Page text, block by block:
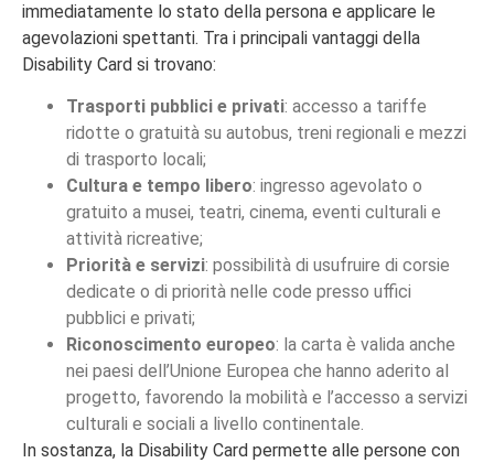
immediatamente lo stato della persona e applicare le
agevolazioni spettanti. Tra i principali vantaggi della
Disability Card si trovano:
Trasporti pubblici e privati: accesso a tariffe
ridotte o gratuità su autobus, treni regionali e mezzi
di trasporto locali;
Cultura e tempo libero: ingresso agevolato o
gratuito a musei, teatri, cinema, eventi culturali e
attività ricreative;
Priorità e servizi: possibilità di usufruire di corsie
dedicate o di priorità nelle code presso uffici
pubblici e privati;
Riconoscimento europeo: la carta è valida anche
nei paesi dell’Unione Europea che hanno aderito al
progetto, favorendo la mobilità e l’accesso a servizi
culturali e sociali a livello continentale.
In sostanza, la Disability Card permette alle persone con